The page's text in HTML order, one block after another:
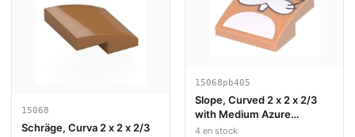
15068
Schräge, Curva 2 x 2 x 2/3
15068pb405
Slope, Curved 2 x 2 x 2/3
with Medium Azure
Goggles with Dark Brown
4 en stock